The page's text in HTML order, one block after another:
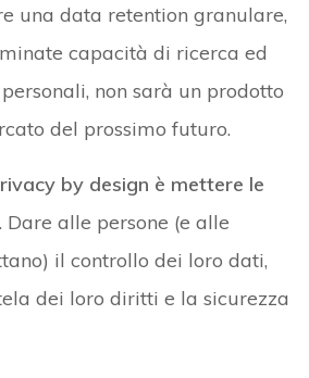
una data retention granulare,
capacità di ricerca ed
non sarà un prodotto
del prossimo futuro.
by design è mettere le
. Dare alle persone (e alle
il controllo dei loro dati,
dei loro diritti e la sicurezza